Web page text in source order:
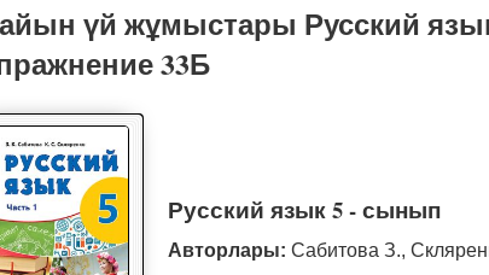
үй жұмыстары Русский
33Б
Русский язык 5 - сынып
Авторлары: Сабитова З.,